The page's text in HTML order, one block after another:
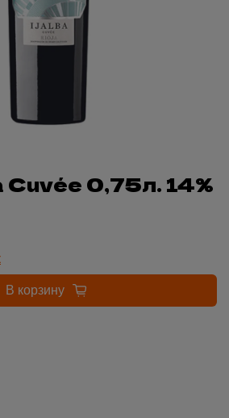
0,75л. 14%
В корзину